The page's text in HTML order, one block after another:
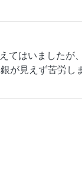
てはいましたが
が見えず苦労し